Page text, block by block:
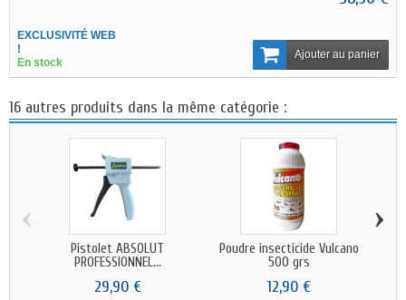
EXCLUSIVITÉ WEB
!
En stock
Ajouter au panier
16 autres produits dans la même catégorie :
Pistolet ABSOLUT
PROFESSIONNEL...
29,90 €
Poudre insecticide Vulcano
500 grs
12,90 €
‹ ›